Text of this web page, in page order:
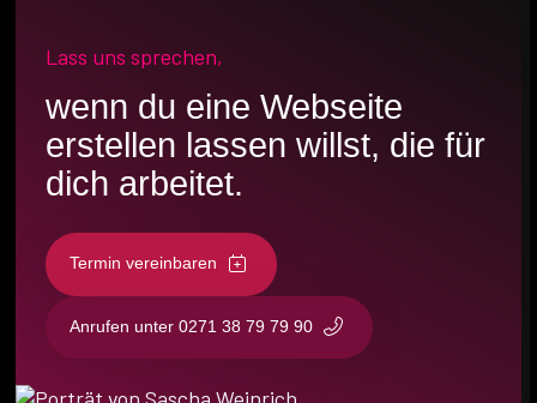
Lass uns sprechen,
wenn du eine Webseite
erstellen lassen willst, die für
dich arbeitet.
Termin vereinbaren
Anrufen unter 0271 38 79 79 90